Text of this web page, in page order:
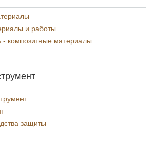
и работы
- композитные материалы
защиты